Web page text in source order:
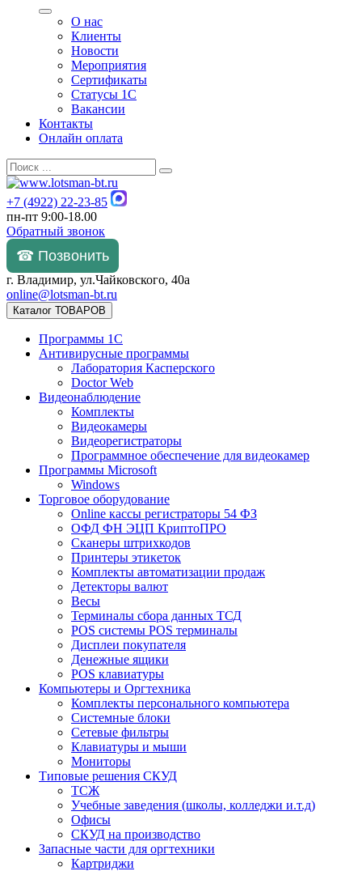
О нас
Клиенты
Новости
Мероприятия
Сертификаты
Статусы 1С
Вакансии
Контакты
Онлайн оплата
+7 (4922) 22-23-85
пн-пт 9:00-18.00
Обратный звонок
☎ Позвонить
г. Владимир, ул.Чайковского, 40а
online@lotsman-bt.ru
Каталог ТОВАРОВ
Программы 1С
Антивирусные программы
Лаборатория Касперского
Doctor Web
Видеонаблюдение
Комплекты
Видеокамеры
Видеорегистраторы
Программное обеспечение для видеокамер
Программы Microsoft
Windows
Торговое оборудование
Online кассы регистраторы 54 ФЗ
ОФД ФН ЭЦП КриптоПРО
Сканеры штрихкодов
Принтеры этикеток
Комплекты автоматизации продаж
Детекторы валют
Весы
Терминалы сбора данных ТСД
POS системы POS терминалы
Дисплеи покупателя
Денежные ящики
POS клавиатуры
Компьютеры и Оргтехника
Комплекты персонального компьютера
Системные блоки
Сетевые фильтры
Клавиатуры и мыши
Мониторы
Типовые решения СКУД
ТСЖ
Учебные заведения (школы, колледжи и.т.д)
Офисы
СКУД на производство
Запасные части для оргтехники
Картриджи